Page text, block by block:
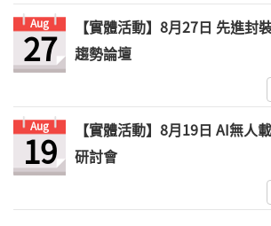
Aug
27
【實體活動】8月27日 先進封
趨勢論壇
Aug
19
【實體活動】8月19日 AI無人
研討會